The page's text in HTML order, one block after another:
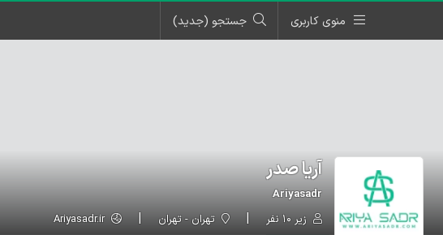
منوی کاربری جستجو (جدید)
آریا صدر
Ariyasadr
زیر ۱۰ نفر
تهران - تهران Ariyasadr.ir